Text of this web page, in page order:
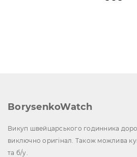
BorysenkoWatch
Викуп швейцарського годинника
виключно оригінал. Також можлива
та б/у.